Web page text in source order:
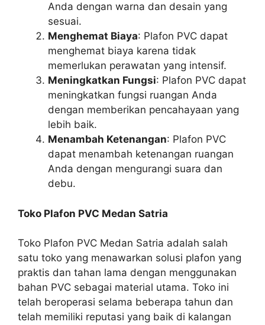
Anda dengan warna dan desain yang
sesuai.
Menghemat Biaya: Plafon PVC dapat
menghemat biaya karena tidak
memerlukan perawatan yang intensif.
Meningkatkan Fungsi: Plafon PVC dapat
meningkatkan fungsi ruangan Anda
dengan memberikan pencahayaan yang
lebih baik.
Menambah Ketenangan: Plafon PVC
dapat menambah ketenangan ruangan
Anda dengan mengurangi suara dan
debu.
Toko Plafon PVC Medan Satria
Toko Plafon PVC Medan Satria adalah salah
satu toko yang menawarkan solusi plafon yang
praktis dan tahan lama dengan menggunakan
bahan PVC sebagai material utama. Toko ini
telah beroperasi selama beberapa tahun dan
telah memiliki reputasi yang baik di kalangan